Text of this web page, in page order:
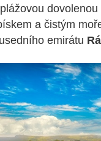
dovolenou
a čistým
emirátu